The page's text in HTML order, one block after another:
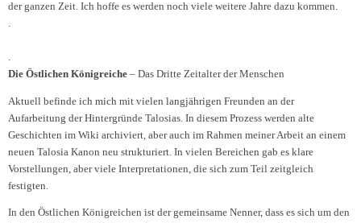
der ganzen Zeit. Ich hoffe es werden noch viele weitere Jahre dazu kommen.
.
.
Die Östlichen Königreiche – Das Dritte Zeitalter der Menschen
Aktuell befinde ich mich mit vielen langjährigen Freunden an der
Aufarbeitung der Hintergründe Talosias. In diesem Prozess werden alte
Geschichten im Wiki archiviert, aber auch im Rahmen meiner Arbeit an einem
neuen Talosia Kanon neu strukturiert. In vielen Bereichen gab es klare
Vorstellungen, aber viele Interpretationen, die sich zum Teil zeitgleich
festigten.
In den Östlichen Königreichen ist der gemeinsame Nenner, dass es sich um den